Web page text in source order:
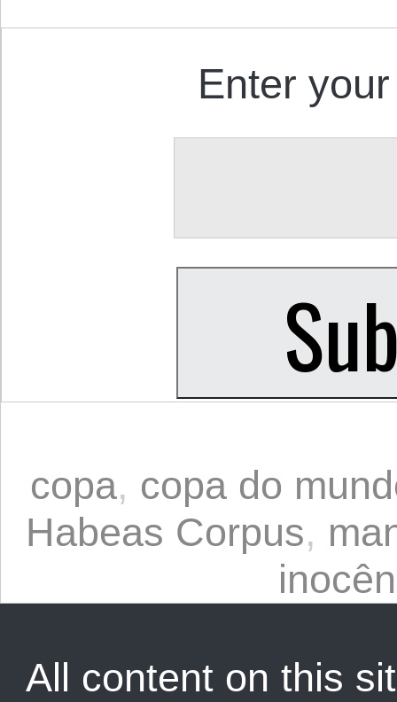
Enter
copa, copa do
Habeas Corpus,
All content on this